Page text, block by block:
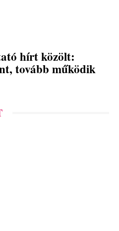
hírt közölt:
tovább működik